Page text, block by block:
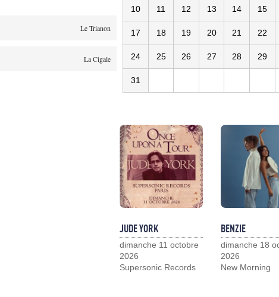
Le Trianon
La Cigale
10 11 12 13 14 15
17 18 19 20 21 22
24 25 26 27 28 29
31
JUDE YORK
dimanche 11 octobre
2026
Supersonic Records
BENZIE
dimanche 18
2026
New Morning